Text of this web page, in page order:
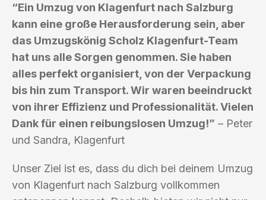
“Ein Umzug von Klagenfurt nach Salzburg
kann eine große Herausforderung sein, aber
das Umzugskönig Scholz Klagenfurt-Team
hat uns alle Sorgen genommen. Sie haben
alles perfekt organisiert, von der Verpackung
bis hin zum Transport. Wir waren beeindruckt
von ihrer Effizienz und Professionalität. Vielen
Dank für einen reibungslosen Umzug!” – Peter
und Sandra, Klagenfurt
Unser Ziel ist es, dass du dich bei deinem Umzug
von Klagenfurt nach Salzburg vollkommen